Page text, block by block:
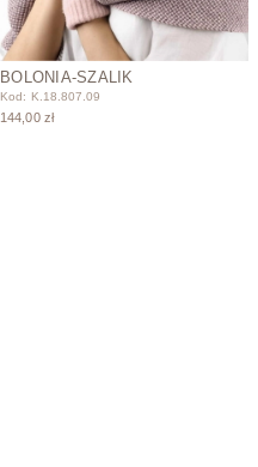
BOLONIA-SZALIK
Kod: K.18.807.09
144,00 zł